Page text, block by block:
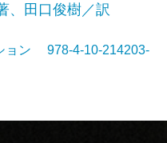
、田口俊樹／訳
ョン 978-4-10-214203-